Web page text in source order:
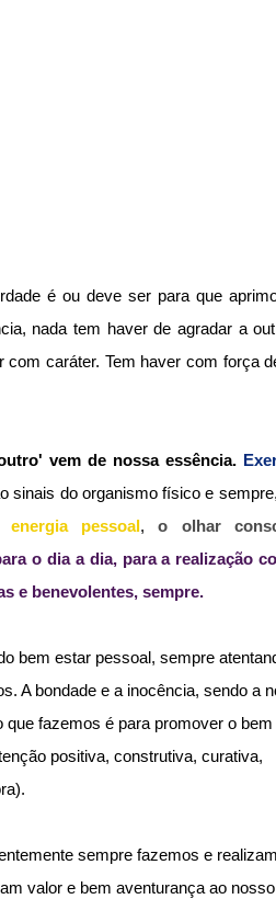
é ou deve ser para que
nada tem haver de agradar a
com caráter. Tem haver com força
vem de nossa essência.
sinais do organismo físico e
energia pessoal, o olhar
o dia a dia, para a realização
e benevolentes, sempre.
bem estar pessoal, sempre
A bondade e a inocência, sendo a
que fazemos é para promover o bem
positiva, construtiva, curativa,
sempre fazemos e
valor e bem aventurança ao